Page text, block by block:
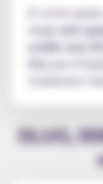
Et cette
virage
anti-
soldés avec
Mais pas
DLUO,